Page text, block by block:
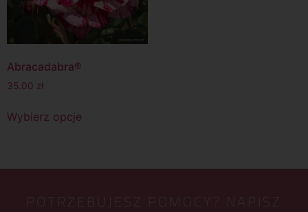
Abracadabra®
35.00 zł
Wybierz opcje
POTRZEBUJESZ POMOCY? NAPISZ